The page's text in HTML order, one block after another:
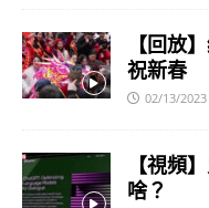
【回放
祝新春
02/13/2023
【視頻
啥？